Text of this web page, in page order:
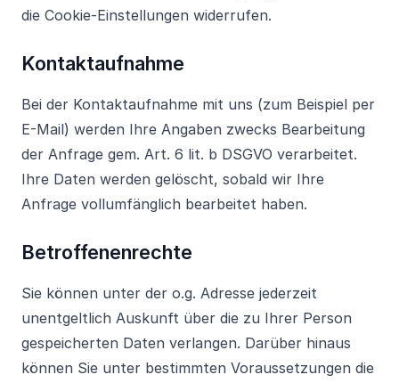
die Cookie-Einstellungen widerrufen.
Kontaktaufnahme
Bei der Kontaktaufnahme mit uns (zum Beispiel per
E-Mail) werden Ihre Angaben zwecks Bearbeitung
der Anfrage gem. Art. 6 lit. b DSGVO verarbeitet.
Ihre Daten werden gelöscht, sobald wir Ihre
Anfrage vollumfänglich bearbeitet haben.
Betroffenenrechte
Sie können unter der o.g. Adresse jederzeit
unentgeltlich Auskunft über die zu Ihrer Person
gespeicherten Daten verlangen. Darüber hinaus
können Sie unter bestimmten Voraussetzungen die